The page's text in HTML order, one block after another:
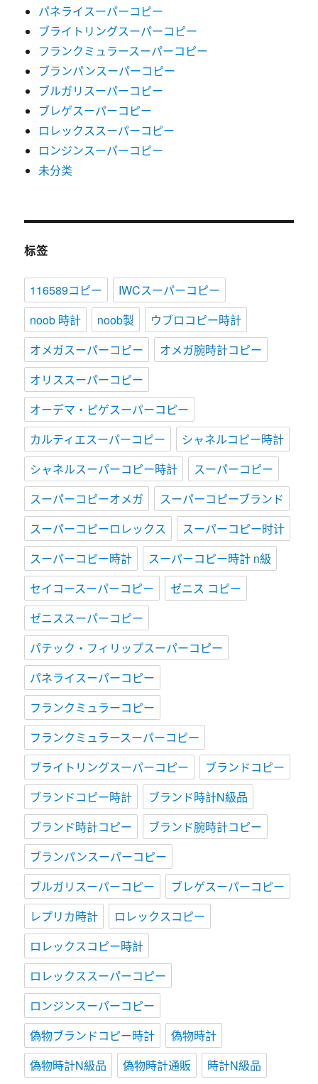
パネライスーパーコピー
ブライトリングスーパーコピー
フランクミュラースーパーコピー
ブランパンスーパーコピー
ブルガリスーパーコピー
ブレゲスーパーコピー
ロレックススーパーコピー
ロンジンスーパーコピー
未分类
标签
116589コピー
IWCスーパーコピー
noob 時計
noob製
ウブロコピー時計
オメガスーパーコピー
オメガ腕時計コピー
オリススーパーコピー
オーデマ・ピゲスーパーコピー
カルティエスーパーコピー
シャネルコピー時計
シャネルスーパーコピー時計
スーパーコピー
スーパーコピーオメガ
スーパーコピーブランド
スーパーコピーロレックス
スーパーコピー时计
スーパーコピー時計
スーパーコピー時計 n級
セイコースーパーコピー
ゼニス コピー
ゼニススーパーコピー
パテック・フィリップスーパーコピー
パネライスーパーコピー
フランクミュラーコピー
フランクミュラースーパーコピー
ブライトリングスーパーコピー
ブランドコピー
ブランドコピー時計
ブランド時計N級品
ブランド時計コピー
ブランド腕時計コピー
ブランパンスーパーコピー
ブルガリスーパーコピー
ブレゲスーパーコピー
レプリカ時計
ロレックスコピー
ロレックスコピー時計
ロレックススーパーコピー
ロンジンスーパーコピー
偽物ブランドコピー時計
偽物時計
偽物時計N級品
偽物時計通販 時計N級品